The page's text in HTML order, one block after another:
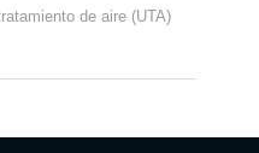
de aire (UTA)